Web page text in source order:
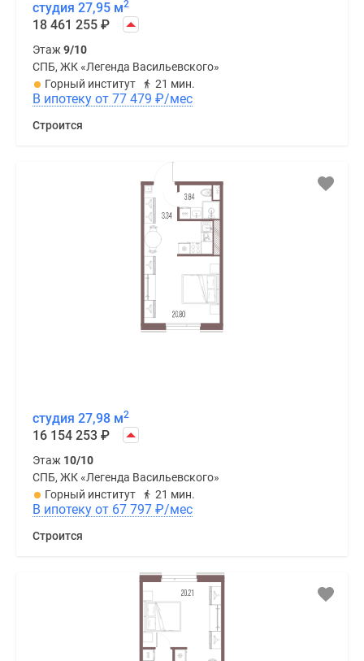
студия 27,95 м2
18 461 255 ₽
Этаж9/10
СПБ, ЖК «Легенда Васильевского»
Горный институт
21 мин.
В ипотеку от 77 479 ₽/мес
Строится
студия 27,98 м2
16 154 253 ₽
Этаж 10/10
СПБ, ЖК «Легенда Васильевского»
Горный институт
21 мин.
В ипотеку от 67 797 ₽/мес
Строится